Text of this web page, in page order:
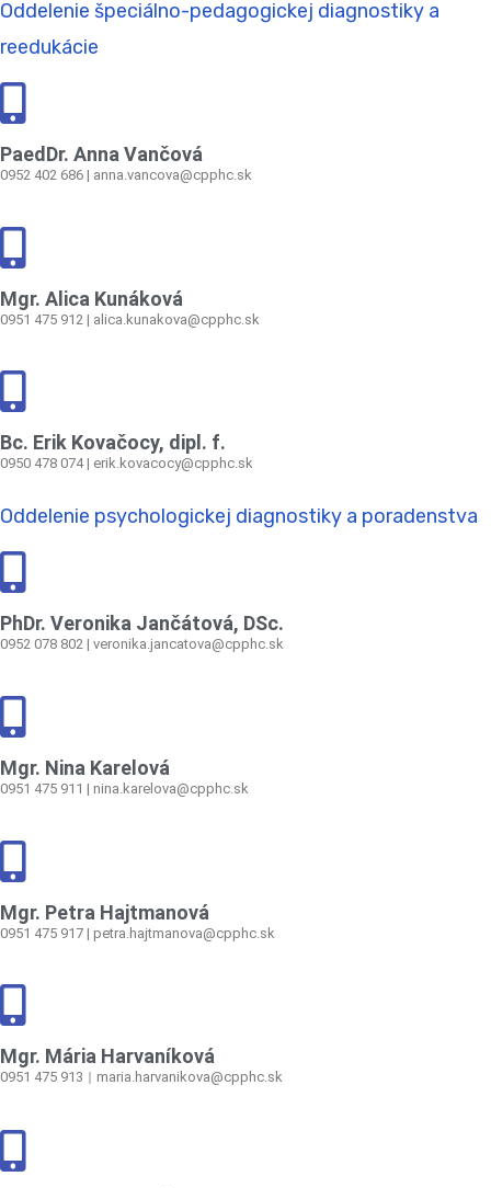
Oddelenie špeciálno-pedagogickej diagnostiky a
reedukácie
PaedDr. Anna Vančová
0952 402 686 | anna.vancova@cpphc.sk
Mgr. Alica Kunáková
0951 475 912 | alica.kunakova@cpphc.sk
Bc. Erik Kovačocy, dipl. f.
0950 478 074 | erik.kovacocy@cpphc.sk
Oddelenie psychologickej diagnostiky a poradenstva
PhDr. Veronika Jančátová, DSc.
0952 078 802 | veronika.jancatova@cpphc.sk
Mgr. Nina Karelová
0951 475 911 | nina.karelova@cpphc.sk
Mgr. Petra Hajtmanová
0951 475 917 | petra.hajtmanova@cpphc.sk
Mgr. Mária Harvaníková
0951 475 913 maria.harvanikova@cpphc.sk